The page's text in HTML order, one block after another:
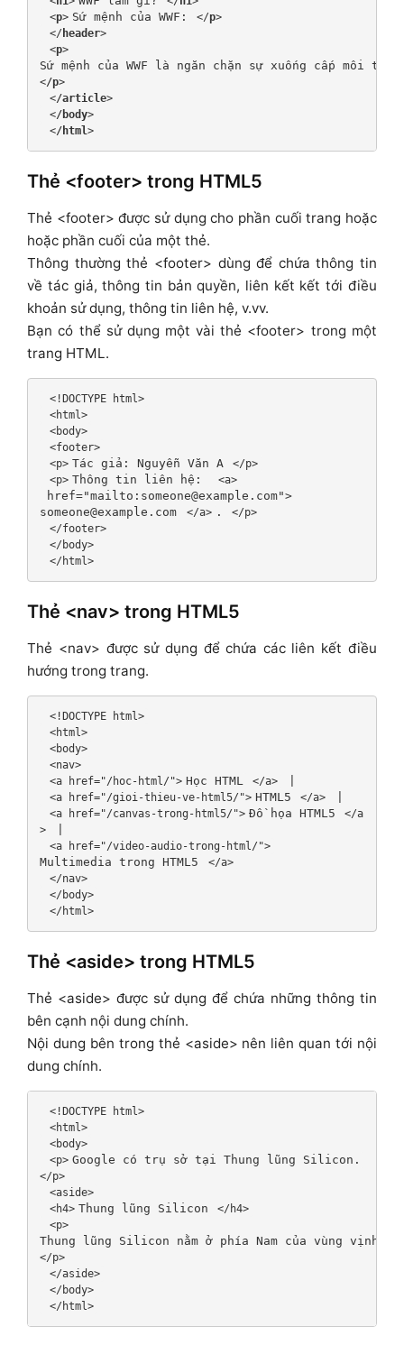
<p> Sứ mệnh của WWF: </p>
</ header>
<p>
Sứ mệnh của WWF là ngăn chặn sự xuống cấp
</p>
</article>
</body>
</html>
Thẻ <footer> trong HTML5
Thẻ <footer> được sử dụng cho phần cuối trang hoặc
hoặc phần cuối của một thẻ.
Thông thường thẻ <footer> dùng để chứa thông tin
về tác giả, thông tin bản quyền, liên kết kết tới điều
khoản sử dụng, thông tin liên hệ, v.vv.
Bạn có thể sử dụng một vài thẻ <footer> trong một
trang HTML.
<!DOCTYPE html>
<html>
<body>
<footer>
<p> Tác giả: Nguyễn Văn A
</p>
<p> Thông tin liên hệ: <a>
href="mailto:someone@example.com">
someone@example.com
</a> .
</p>
</footer>
</body>
</html>
Thẻ <nav> trong HTML5
Thẻ <nav> được sử dụng để chứa các liên kết điều
hướng trong trang.
<!DOCTYPE html>
<html>
<body>
<nav>
<a href="/hoc-html/"> Học HTML </a>
<a href="/gioi-thieu-ve-html5/"> HTML5 </a>
<a href="/canvas-trong-html5/"> Đồ họa HTML5
</a
>
<a href="/video-audio-trong-html/">
Multimedia trong HTML5
</a>
</nav>
</body>
</html>
Thẻ <aside> trong HTML5
Thẻ <aside> được sử dụng để chứa những thông tin
bên cạnh nội dung chính.
Nội dung bên trong thẻ <aside> nên liên quan tới nội
dung chính.
<!DOCTYPE html>
<html>
<body>
<p> Google có trụ sở tại Thung lũng Silicon.
</p>
<aside>
<h4> Thung lũng Silicon
</h4>
<p>
Thung lũng Silicon nằm ở phía Nam của vùng vịnh
</p>
</aside>
</body>
</html>